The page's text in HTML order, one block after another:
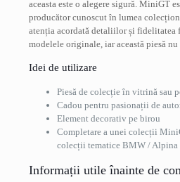
aceasta este o alegere sigură. MiniGT
producător cunoscut în lumea
atenția acordată detaliilor și fidelitatea
modelele originale, iar această piesă nu
Idei de utilizare
Piesă de colecție în vitrină sau
Cadou pentru pasionații de
Element decorativ pe birou
Completare a unei colecții
colecții tematice BMW / Alpina
Informații utile înainte de